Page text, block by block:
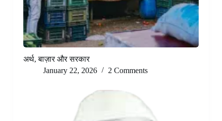
अर्थ, बाज़ार और सरकार
January 22, 2026
2 Comments